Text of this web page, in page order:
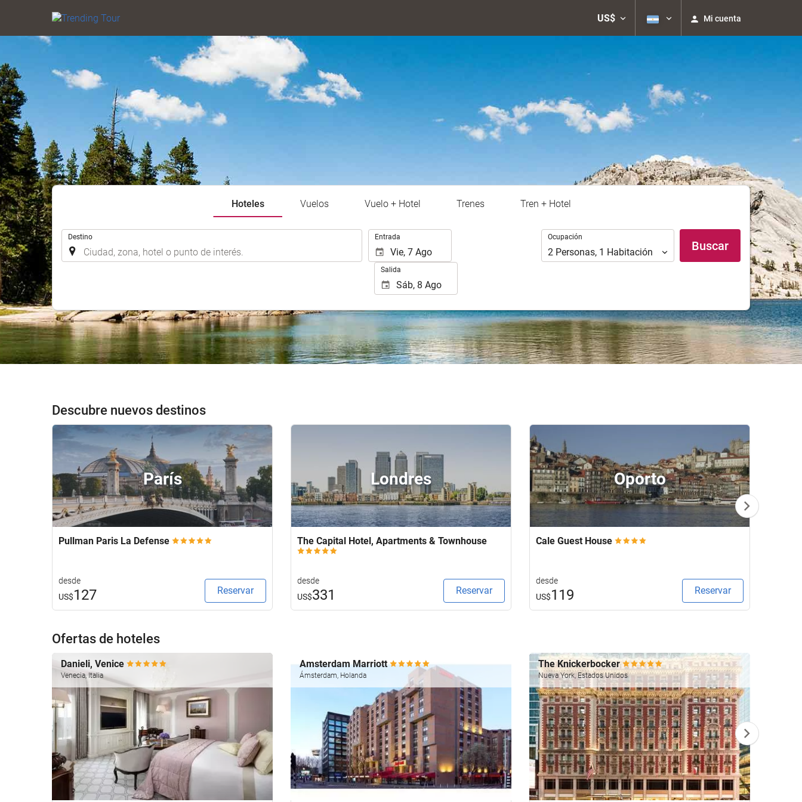
US$ Mi cuenta
Hoteles Vuelos Vuelo + Hotel Trenes Tren + Hotel
Destino Entrada
Salida
Ocupación
Ocupación
2 Personas, 1 Habitación Buscar
Descubre nuevos destinos
París
Pullman Paris La Defense
desde
US$127 Reservar
Londres
The Capital Hotel, Apartments & Townhouse
desde
US$331 Reservar
Oporto
Cale Guest House
desde
US$119 Reservar
Ofertas de hoteles
Danieli, Venice
Venecia, Italia
Amsterdam Marriott
Ámsterdam, Holanda
The Knickerbocker
Nueva York, Estados Unidos